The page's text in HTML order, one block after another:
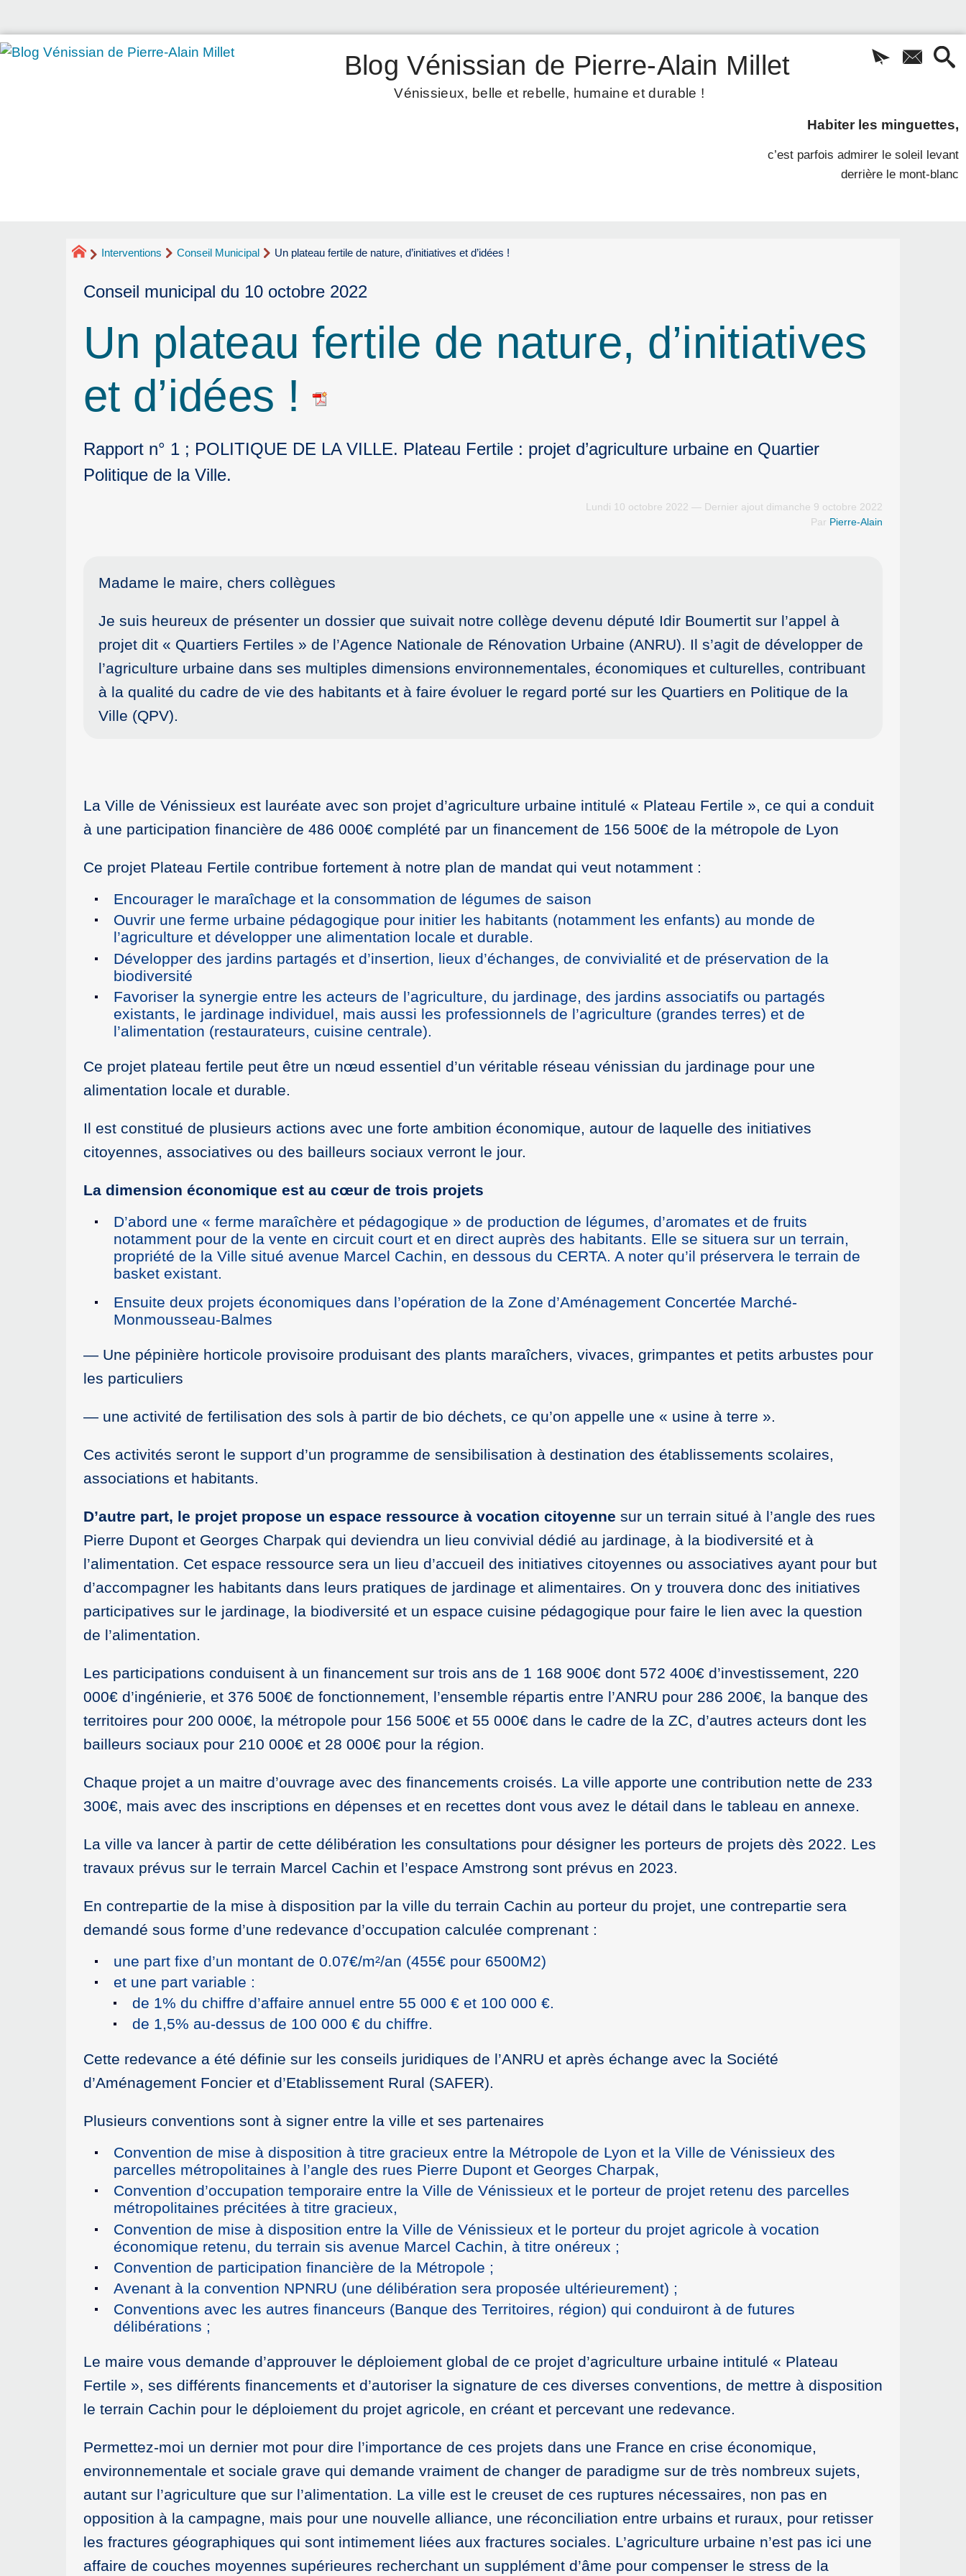
Blog Vénissian de Pierre-Alain Millet
Vénissieux, belle et rebelle, humaine et durable !
Habiter les minguettes,
c’est parfois admirer le soleil levant
derrière le mont-blanc
Interventions Conseil Municipal Un plateau fertile de nature, d’initiatives et d’idées !
Conseil municipal du 10 octobre 2022
Un plateau fertile de nature, d’initiatives
et d’idées !
Rapport n° 1 ; POLITIQUE DE LA VILLE. Plateau Fertile : projet d’agriculture urbaine en Quartier
Politique de la Ville.
Lundi 10 octobre 2022 — Dernier ajout dimanche 9 octobre 2022
Par Pierre-Alain
Madame le maire, chers collègues
Je suis heureux de présenter un dossier que suivait notre collège devenu député Idir Boumertit sur l’appel à
projet dit « Quartiers Fertiles » de l’Agence Nationale de Rénovation Urbaine (ANRU). Il s’agit de développer de
l’agriculture urbaine dans ses multiples dimensions environnementales, économiques et culturelles, contribuant
à la qualité du cadre de vie des habitants et à faire évoluer le regard porté sur les Quartiers en Politique de la
Ville (QPV).
La Ville de Vénissieux est lauréate avec son projet d’agriculture urbaine intitulé « Plateau Fertile », ce qui a conduit
à une participation financière de 486 000€ complété par un financement de 156 500€ de la métropole de Lyon
Ce projet Plateau Fertile contribue fortement à notre plan de mandat qui veut notamment :
Encourager le maraîchage et la consommation de légumes de saison
Ouvrir une ferme urbaine pédagogique pour initier les habitants (notamment les enfants) au monde de
l’agriculture et développer une alimentation locale et durable.
Développer des jardins partagés et d’insertion, lieux d’échanges, de convivialité et de préservation de la
biodiversité
Favoriser la synergie entre les acteurs de l’agriculture, du jardinage, des jardins associatifs ou partagés
existants, le jardinage individuel, mais aussi les professionnels de l’agriculture (grandes terres) et de
l’alimentation (restaurateurs, cuisine centrale).
Ce projet plateau fertile peut être un nœud essentiel d’un véritable réseau vénissian du jardinage pour une
alimentation locale et durable.
Il est constitué de plusieurs actions avec une forte ambition économique, autour de laquelle des initiatives
citoyennes, associatives ou des bailleurs sociaux verront le jour.
La dimension économique est au cœur de trois projets
D’abord une « ferme maraîchère et pédagogique » de production de légumes, d’aromates et de fruits
notamment pour de la vente en circuit court et en direct auprès des habitants. Elle se situera sur un terrain,
propriété de la Ville situé avenue Marcel Cachin, en dessous du CERTA. A noter qu’il préservera le terrain de
basket existant.
Ensuite deux projets économiques dans l’opération de la Zone d’Aménagement Concertée Marché-
Monmousseau-Balmes
— Une pépinière horticole provisoire produisant des plants maraîchers, vivaces, grimpantes et petits arbustes pour
les particuliers
— une activité de fertilisation des sols à partir de bio déchets, ce qu’on appelle une « usine à terre ».
Ces activités seront le support d’un programme de sensibilisation à destination des établissements scolaires,
associations et habitants.
D’autre part, le projet propose un espace ressource à vocation citoyenne sur un terrain situé à l’angle des rues
Pierre Dupont et Georges Charpak qui deviendra un lieu convivial dédié au jardinage, à la biodiversité et à
l’alimentation. Cet espace ressource sera un lieu d’accueil des initiatives citoyennes ou associatives ayant pour but
d’accompagner les habitants dans leurs pratiques de jardinage et alimentaires. On y trouvera donc des initiatives
participatives sur le jardinage, la biodiversité et un espace cuisine pédagogique pour faire le lien avec la question
de l’alimentation.
Les participations conduisent à un financement sur trois ans de 1 168 900€ dont 572 400€ d’investissement, 220
000€ d’ingénierie, et 376 500€ de fonctionnement, l’ensemble répartis entre l’ANRU pour 286 200€, la banque des
territoires pour 200 000€, la métropole pour 156 500€ et 55 000€ dans le cadre de la ZC, d’autres acteurs dont les
bailleurs sociaux pour 210 000€ et 28 000€ pour la région.
Chaque projet a un maitre d’ouvrage avec des financements croisés. La ville apporte une contribution nette de 233
300€, mais avec des inscriptions en dépenses et en recettes dont vous avez le détail dans le tableau en annexe.
La ville va lancer à partir de cette délibération les consultations pour désigner les porteurs de projets dès 2022. Les
travaux prévus sur le terrain Marcel Cachin et l’espace Amstrong sont prévus en 2023.
En contrepartie de la mise à disposition par la ville du terrain Cachin au porteur du projet, une contrepartie sera
demandé sous forme d’une redevance d’occupation calculée comprenant :
une part fixe d’un montant de 0.07€/m²/an (455€ pour 6500M2)
et une part variable :
de 1% du chiffre d’affaire annuel entre 55 000 € et 100 000 €.
de 1,5% au-dessus de 100 000 € du chiffre.
Cette redevance a été définie sur les conseils juridiques de l’ANRU et après échange avec la Société
d’Aménagement Foncier et d’Etablissement Rural (SAFER).
Plusieurs conventions sont à signer entre la ville et ses partenaires
Convention de mise à disposition à titre gracieux entre la Métropole de Lyon et la Ville de Vénissieux des
parcelles métropolitaines à l’angle des rues Pierre Dupont et Georges Charpak,
Convention d’occupation temporaire entre la Ville de Vénissieux et le porteur de projet retenu des parcelles
métropolitaines précitées à titre gracieux,
Convention de mise à disposition entre la Ville de Vénissieux et le porteur du projet agricole à vocation
économique retenu, du terrain sis avenue Marcel Cachin, à titre onéreux ;
Convention de participation financière de la Métropole ;
Avenant à la convention NPNRU (une délibération sera proposée ultérieurement) ;
Conventions avec les autres financeurs (Banque des Territoires, région) qui conduiront à de futures
délibérations ;
Le maire vous demande d’approuver le déploiement global de ce projet d’agriculture urbaine intitulé « Plateau
Fertile », ses différents financements et d’autoriser la signature de ces diverses conventions, de mettre à disposition
le terrain Cachin pour le déploiement du projet agricole, en créant et percevant une redevance.
Permettez-moi un dernier mot pour dire l’importance de ces projets dans une France en crise économique,
environnementale et sociale grave qui demande vraiment de changer de paradigme sur de très nombreux sujets,
autant sur l’agriculture que sur l’alimentation. La ville est le creuset de ces ruptures nécessaires, non pas en
opposition à la campagne, mais pour une nouvelle alliance, une réconciliation entre urbains et ruraux, pour retisser
les fractures géographiques qui sont intimement liées aux fractures sociales. L’agriculture urbaine n’est pas ici une
affaire de couches moyennes supérieures recherchant un supplément d’âme pour compenser le stress de la